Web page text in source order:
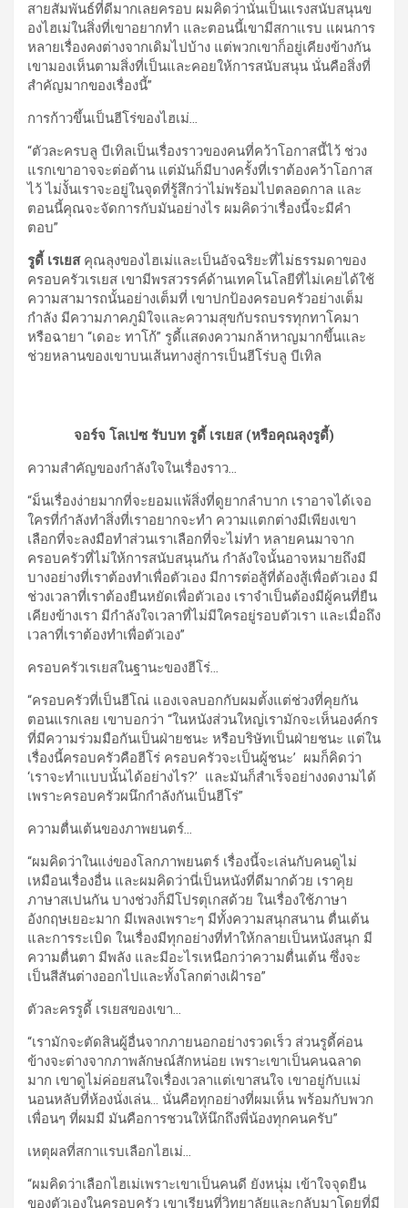
สายสัมพันธ์ที่ดีมากเลยครอบ ผมคิดว่านั่นเป็นแรงสนับสนุนข
องไฮเม่ในสิ่งที่เขาอยากทำ และตอนนี้เขามีสกาแรบ แผนการ
หลายเรื่องคงต่างจากเดิมไปบ้าง แต่พวกเขาก็อยู่เคียงข้างกัน
เขามองเห็นตามสิ่งที่เป็นและคอยให้การสนับสนุน นั่นคือสิ่งที่
สำคัญมากของเรื่องนี้”
การก้าวขึ้นเป็นฮีโร่ของไฮเม่…
“ตัวละครบลู บีเทิลเป็นเรื่องราวของคนที่คว้าโอกาสนี้ไว้ ช่วง
แรกเขาอาจจะต่อต้าน แต่มันก็มีบางครั้งที่เราต้องคว้าโอกาส
ไว้ ไม่งั้นเราจะอยู่ในจุดที่รู้สึกว่าไม่พร้อมไปตลอดกาล และ
ตอนนี้คุณจะจัดการกับมันอย่างไร ผมคิดว่าเรื่องนี้จะมีคำ
ตอบ”
รูดี้ เรเยสคุณลุงของไฮเม่และเป็นอัจฉริยะที่ไม่ธรรมดาของ
ครอบครัวเรเยส เขามีพรสวรรค์ด้านเทคโนโลยีที่ไม่เคยได้ใช้
ความสามารถนั้นอย่างเต็มที่ เขาปกป้องครอบครัวอย่างเต็ม
กำลัง มีความภาคภูมิใจและความสุขกับรถบรรทุกทาโคมา
หรือฉายา “เดอะ ทาโก้” รูดี้แสดงความกล้าหาญมากขึ้นและ
ช่วยหลานของเขาบนเส้นทางสู่การเป็นฮีโร่บลู บีเทิล
จอร์จ โลเปซ รับบท รูดี้ เรเยส (หรือคุณลุงรูดี้)
ความสำคัญของกำลังใจในเรื่องราว…
“ม็นเรื่องง่ายมากที่จะยอมแพ้สิ่งที่ดูยากลำบาก เราอาจได้เจอ
ใครที่กำลังทำสิ่งที่เราอยากจะทำ ความแตกต่างมีเพียงเขา
เลือกที่จะลงมือทำส่วนเราเลือกที่จะไม่ทำ หลายคนมาจาก
ครอบครัวที่ไม่ให้การสนับสนุนกัน กำลังใจนั้นอาจหมายถึงมี
บางอย่างที่เราต้องทำเพื่อตัวเอง มีการต่อสู้ที่ต้องสู้เพื่อตัวเอง มี
ช่วงเวลาที่เราต้องยืนหยัดเพื่อตัวเอง เราจำเป็นต้องมีผู้คนที่ยืน
เคียงข้างเรา มีกำลังใจเวลาที่ไม่มีใครอยู่รอบตัวเรา และเมื่อถึง
เวลาที่เราต้องทำเพื่อตัวเอง”
ครอบครัวเรเยสในฐานะของฮีโร่…
“ครอบครัวที่เป็นฮีโณ่ แองเจลบอกกับผมตั้งแต่ช่วงที่คุยกัน
ตอนแรกเลย เขาบอกว่า “ในหนังส่วนใหญ่เรามักจะเห็นองค์กร
ที่มีความร่วมมือกันเป็นฝ่ายชนะ หรือบริษัทเป็นฝ่ายชนะ แต่ใน
เรื่องนี้ครอบครัวคือฮีโร่ ครอบครัวจะเป็นผู้ชนะ’ ผมก็คิดว่า
‘เราจะทำแบบนั้นได้อย่างไร?’ และมันก็สำเร็จอย่างงดงามได้
เพราะครอบครัวผนึกกำลังกันเป็นฮีโร่”
ความตื่นเต้นของภาพยนตร์…
“ผมคิดว่าในแง่ของโลกภาพยนตร์ เรื่องนี้จะเล่นกับคนดูไม่
เหมือนเรื่องอื่น และผมคิดว่านี่เป็นหนังที่ดีมากด้วย เราคุย
ภาษาสเปนกัน บางช่วงก็มีโปรตุเกสด้วย ในเรื่องใช้ภาษา
อังกฤษเยอะมาก มีเพลงเพราะๆ มีทั้งความสนุกสนาน ตื่นเต้น
และการระเบิด ในเรื่องมีทุกอย่างที่ทำให้กลายเป็นหนังสนุก มี
ความตื่นตา มีพลัง และมีอะไรเหนือกว่าความตื่นเต้น ซึ่งจะ
เป็นสีสันต่างออกไปและทั้งโลกต่างเฝ้ารอ”
ตัวละครรูดี้ เรเยสของเขา…
“เรามักจะตัดสินผู้อื่นจากภายนอกอย่างรวดเร็ว ส่วนรูดี้ค่อน
ข้างจะต่างจากภาพลักษณ์สักหน่อย เพราะเขาเป็นคนฉลาด
มาก เขาดูไม่ค่อยสนใจเรื่องเวลาแต่เขาสนใจ เขาอยู่กับแม่
นอนหลับที่ห้องนั่งเล่น… นั่นคือทุกอย่างที่ผมเห็น พร้อมกับพวก
เพื่อนๆ ที่ผมมี มันคือการชวนให้นึกถึงพี่น้องทุกคนครับ”
เหตุผลที่สกาแรบเลือกไฮเม่…
“ผมคิดว่าเลือกไฮเม่เพราะเขาเป็นคนดี ยังหนุ่ม เข้าใจจุดยืน
ของตัวเองในครอบครัว เขาเรียนที่วิทยาลัยและกลับมาโดยที่มี